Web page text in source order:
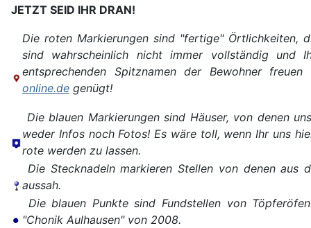
JETZT SEID IHR DRAN!
Die roten Markierungen sind "fertige" Örtlichkeiten,
sind wahrscheinlich nicht immer vollständig und
entsprechenden Spitznamen der Bewohner
online.de genügt!
Die blauen Markierungen sind Häuser, von denen
weder Infos noch Fotos! Es wäre toll, wenn Ihr uns
rote werden zu lassen.
Die Stecknadeln markieren Stellen von denen
aussah.
Die blauen Punkte sind Fundstellen von
"Chonik Aulhausen" von 2008.